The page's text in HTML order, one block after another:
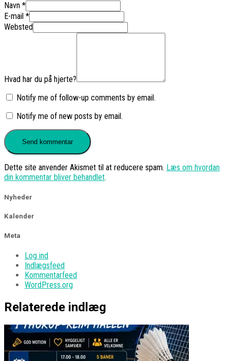
Navn *
E-mail *
Websted
Hvad har du på hjerte?
Notify me of follow-up comments by email.
Notify me of new posts by email.
Dette site anvender Akismet til at reducere spam. Læs om hvordan
din kommentar bliver behandlet.
Nyheder
Kalender
Meta
Log ind
Indlægsfeed
Kommentarfeed
WordPress.org
Relaterede indlæg